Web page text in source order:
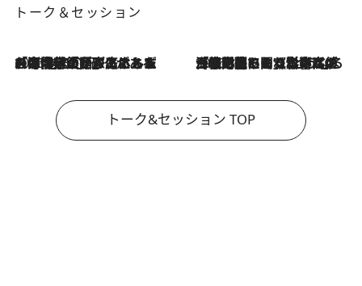
トーク＆セッション
2026.8.3
「今後値上げがあるとすれば…」「リスクがあるのは今年の冬」エネルギー専門家が語る、ホルムズ海峡封鎖が家庭にもたらす“ある心配” 2026.8.3
「住宅建てられない…」「サーチャージ料の高値が続いている」ホルムズ海峡封鎖による影響はいつまで続く？《エネルギー専門家に聞く“どうなる日本の暮らし”》
トーク&セッション TOP